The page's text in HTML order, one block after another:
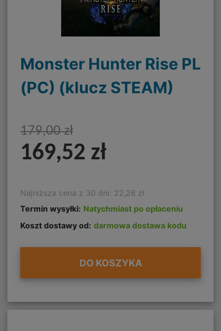
Monster Hunter Rise PL
(PC) (klucz STEAM)
179,00 zł
169,52 zł
Najniższa cena z 30 dni: 22,26 zł
Termin wysyłki: Natychmiast po opłaceniu
Koszt dostawy od: darmowa dostawa kodu
DO KOSZYKA